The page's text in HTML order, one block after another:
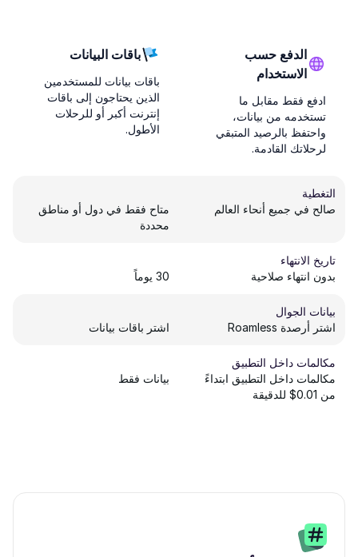
الدفع حسب
الاستخدام
ادفع فقط مقابل ما
تستخدمه من بيانات،
واحتفظ بالرصيد المتبقي
لرحلاتك القادمة.
باقات البيانات
باقات بيانات للمستخدمين
الذين يحتاجون إلى باقات
إنترنت أكبر أو للرحلات
الأطول.
التغطية
صالح في جميع أنحاء العالم
متاح فقط في دول أو مناطق
محددة
تاريخ الانتهاء
بدون انتهاء صلاحية
30 يوماً
بيانات الجوال
اشتر أرصدة Roamless
اشتر باقات بيانات
مكالمات داخل التطبيق
مكالمات داخل التطبيق ابتداءً
من 0.01$ للدقيقة
بيانات فقط